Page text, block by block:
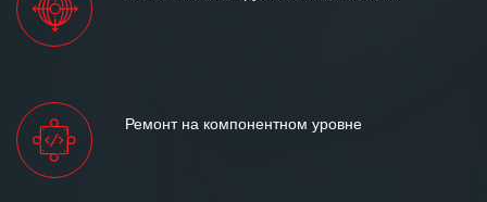
Ремонт на компонентном уровне